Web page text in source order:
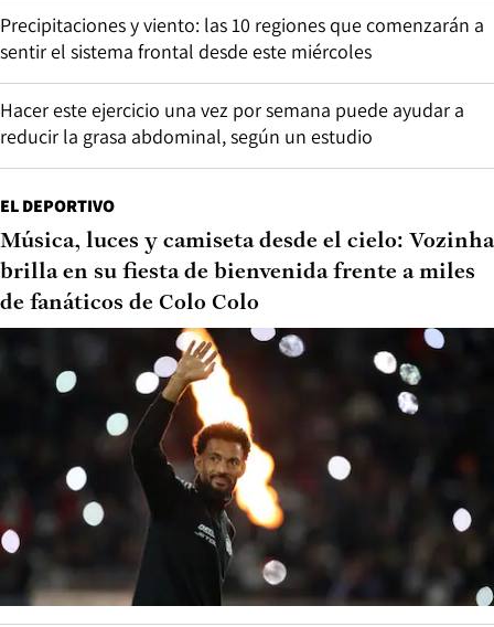
Precipitaciones y viento: las 10 regiones que comenzarán a
sentir el sistema frontal desde este miércoles
Hacer este ejercicio una vez por semana puede ayudar a
reducir la grasa abdominal, según un estudio
EL DEPORTIVO
Música, luces y camiseta desde el cielo: Vozinha
brilla en su fiesta de bienvenida frente a miles
de fanáticos de Colo Colo